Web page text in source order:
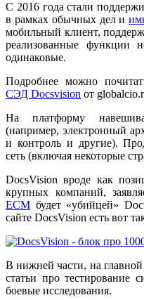
С 2016 года стали
в рамках обычных дел и
мобильный клиент,
реализованные
одинаковые.
Подробнее можно
СЭД Docsvision от
На платформу
(например, электронный
и контроль и другие).
сеть (включая некоторые
DocsVision вроде как
крупных компаний,
ECM будет «убийцей»
сайте DocsVision есть вот
В нижней части, на
статьи про тестирование
боевые исследования.